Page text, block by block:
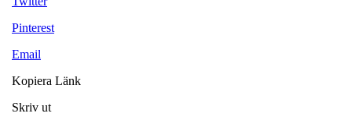
Pinterest
Email
Kopiera Länk
Skriv ut